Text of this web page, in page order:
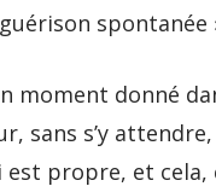
spontanée
moment donné
sans s’y
propre, et cela,